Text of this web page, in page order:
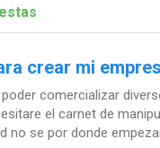
crear mi
comercializar
el carnet de
no se por donde